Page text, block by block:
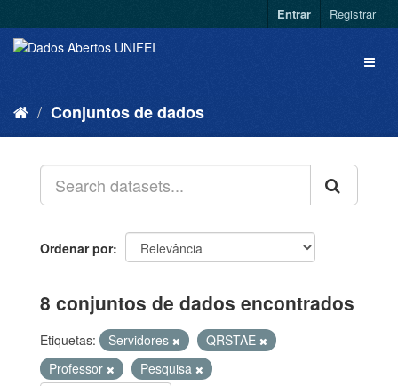
Entrar Registrar
Conjuntos de dados
Ordenar por
8 conjuntos de dados encontrados
Etiquetas: Servidores
QRSTAE
Professor
Pesquisa